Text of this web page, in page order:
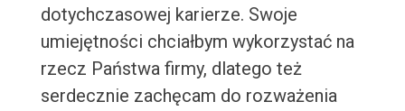
dotychczasowej karierze. Swoje
umiejętności chciałbym wykorzystać na
rzecz Państwa firmy, dlatego też
serdecznie zachęcam do rozważenia